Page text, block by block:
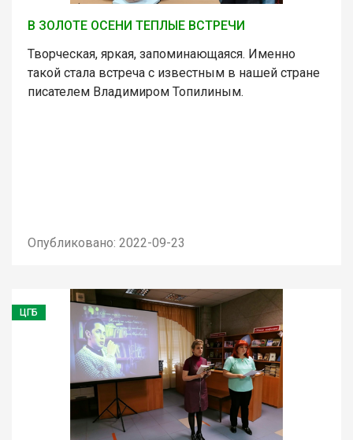
В ЗОЛОТЕ ОСЕНИ ТЕПЛЫЕ ВСТРЕЧИ
Творческая, яркая, запоминающаяся. Именно
такой стала встреча с известным в нашей стране
писателем Владимиром Топилиным.
Опубликовано: 2022-09-23
ЦГБ